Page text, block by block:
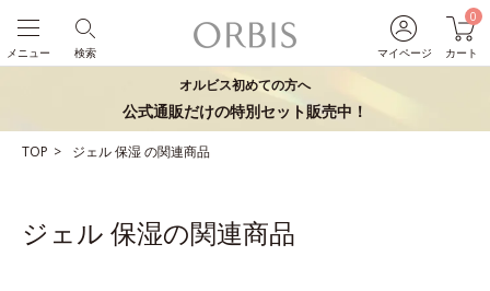
マイページ
0
カート
検索
メニュー
オルビス初めての方へ
公式通販だけの特別セット販売中！
TOP ジェル保湿の関連商品
ジェル 保湿の関連商品